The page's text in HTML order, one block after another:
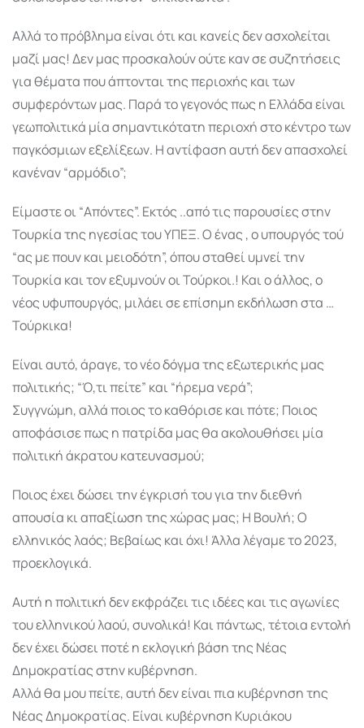
Αλλά το πρόβλημα είναι ότι και κανείς δεν ασχολείται
μαζί μας! Δεν μας προσκαλούν ούτε καν σε συζητήσεις
για θέματα που άπτονται της περιοχής και των
συμφερόντων μας. Παρά το γεγονός πως η Ελλάδα είναι
γεωπολιτικά μία σημαντικότατη περιοχή στο κέντρο των
παγκόσμιων εξελίξεων. Η αντίφαση αυτή δεν απασχολεί
κανέναν “αρμόδιο”;
Είμαστε οι “Απόντες”. Εκτός ..από τις παρουσίες στην
Τουρκία της ηγεσίας του ΥΠΕΞ. Ο ένας , ο υπουργός τού
“ας με πουν και μειοδότη”, όπου σταθεί υμνεί την
Τουρκία και τον εξυμνούν οι Τούρκοι.! Και ο άλλος, ο
νέος υφυπουργός, μιλάει σε επίσημη εκδήλωση στα …
Τούρκικα!
Είναι αυτό, άραγε, το νέο δόγμα της εξωτερικής μας
πολιτικής; “Ό,τι πείτε” και “ήρεμα νερά”;
Συγγνώμη, αλλά ποιος το καθόρισε και πότε; Ποιος
αποφάσισε πως η πατρίδα μας θα ακολουθήσει μία
πολιτική άκρατου κατευνασμού;
Ποιος έχει δώσει την έγκρισή του για την διεθνή
απουσία κι απαξίωση της χώρας μας; Η Βουλή; Ο
ελληνικός λαός; Βεβαίως και όχι! Άλλα λέγαμε το 2023,
προεκλογικά.
Αυτή η πολιτική δεν εκφράζει τις ιδέες και τις αγωνίες
του ελληνικού λαού, συνολικά! Και πάντως, τέτοια εντολή
δεν έχει δώσει ποτέ η εκλογική βάση της Νέας
Δημοκρατίας στην κυβέρνηση.
Αλλά θα μου πείτε, αυτή δεν είναι πια κυβέρνηση της
Νέας Δημοκρατίας. Είναι κυβέρνηση Κυριάκου